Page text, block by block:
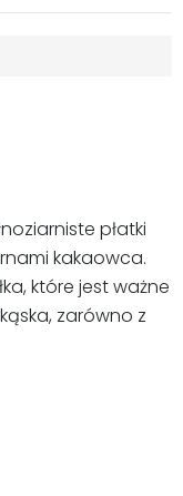
płatki
kakaowca.
które jest ważne
zarówno z